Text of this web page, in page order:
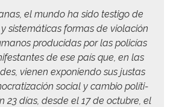
el mun­do ha sido tes­ti­go de
sis­temáti­cas for­mas de vio­lación
pro­duci­das por las policías
de ese país que, en las
vienen exponien­do sus jus­tas
social y cam­bio políti­
23 días, des­de el 17 de octubre, el